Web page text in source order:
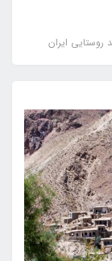
روستایی ایران